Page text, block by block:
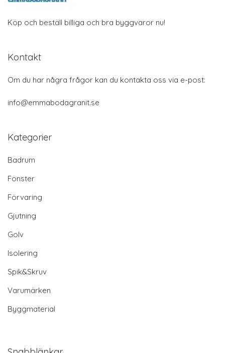
Köp och beställ billiga och bra byggvaror nu!
Kontakt
Om du har några frågor kan du kontakta oss via e-post:
info@emmabodagranit.se
Kategorier
Badrum
Fönster
Förvaring
Gjutning
Golv
Isolering
Spik&Skruv
Varumärken
Byggmaterial